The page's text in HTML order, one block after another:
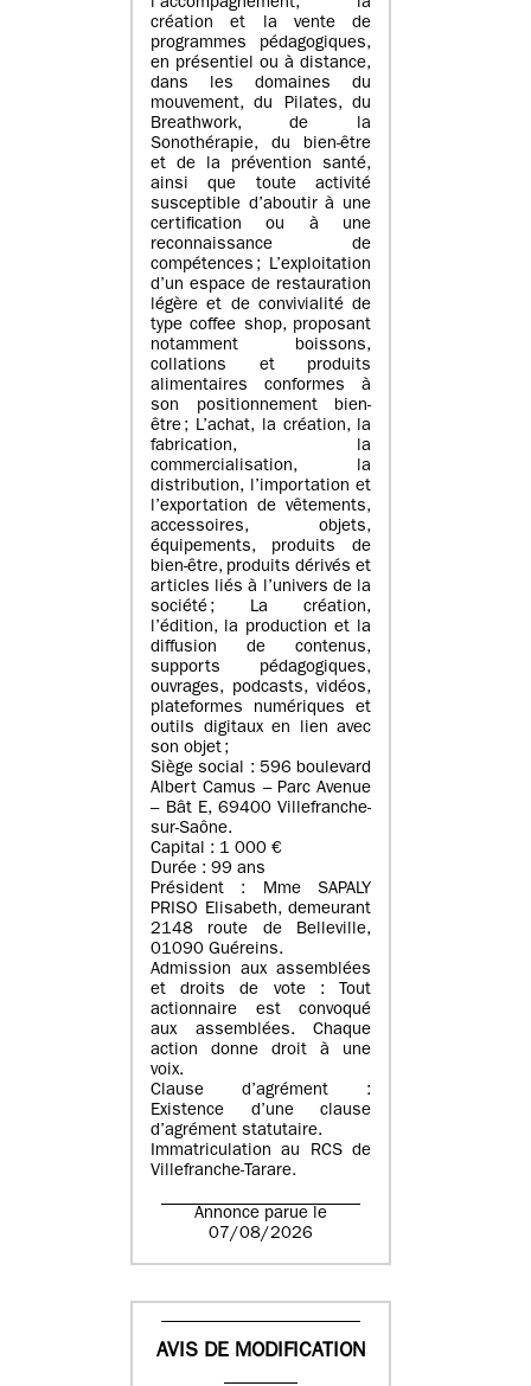
l’accompagnement, la
création et la vente de
programmes pédagogiques,
en présentiel ou à distance,
dans les domaines du
mouvement, du Pilates, du
Breathwork, de la
Sonothérapie, du bien-être
et de la prévention santé,
ainsi que toute activité
susceptible d’aboutir à une
certification ou à une
reconnaissance de
compétences ; L’exploitation
d’un espace de restauration
légère et de convivialité de
type coffee shop, proposant
notamment boissons,
collations et produits
alimentaires conformes à
son positionnement bien-
être ; L’achat, la création, la
fabrication, la
commercialisation, la
distribution, l’importation et
l’exportation de vêtements,
accessoires, objets,
équipements, produits de
bien-être, produits dérivés et
articles liés à l’univers de la
société ; La création,
l’édition, la production et la
diffusion de contenus,
supports pédagogiques,
ouvrages, podcasts, vidéos,
plateformes numériques et
outils digitaux en lien avec
son objet ;
Siège social : 596 boulevard
Albert Camus – Parc Avenue
– Bât E, 69400 Villefranche-
sur-Saône.
Capital : 1 000 €
Durée : 99 ans
Président : Mme SAPALY
PRISO Elisabeth, demeurant
2148 route de Belleville,
01090 Guéreins.
Admission aux assemblées
et droits de vote : Tout
actionnaire est convoqué
aux assemblées. Chaque
action donne droit à une
voix.
Clause d’agrément :
Existence d’une clause
d’agrément statutaire.
Immatriculation au RCS de
Villefranche-Tarare.
Annonce parue le
07/08/2026
AVIS DE MODIFICATION